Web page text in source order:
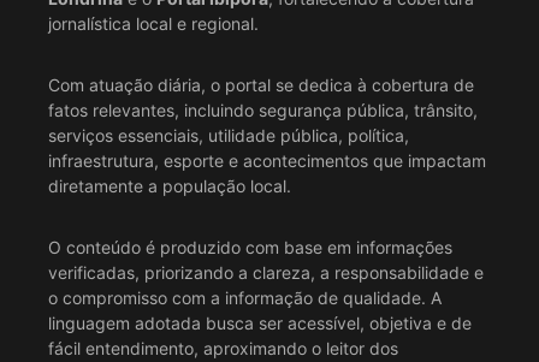
jornalística local e regional.
Com atuação diária, o portal se dedica à cobertura de
fatos relevantes, incluindo segurança pública, trânsito,
serviços essenciais, utilidade pública, política,
infraestrutura, esporte e acontecimentos que impactam
diretamente a população local.
O conteúdo é produzido com base em informações
verificadas, priorizando a clareza, a responsabilidade e
o compromisso com a informação de qualidade. A
linguagem adotada busca ser acessível, objetiva e de
fácil entendimento, aproximando o leitor dos